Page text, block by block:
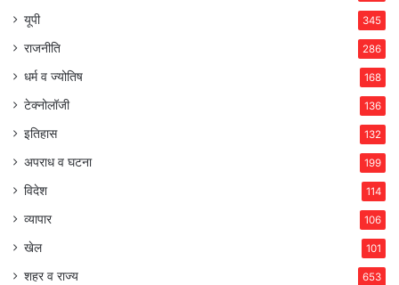
यूपी 345
राजनीति 286
धर्म व ज्योतिष 168
टेक्नोलॉजी 136
इतिहास 132
अपराध व घटना 199
विदेश 114
व्यापार 106
खेल 101
शहर व राज्य 653